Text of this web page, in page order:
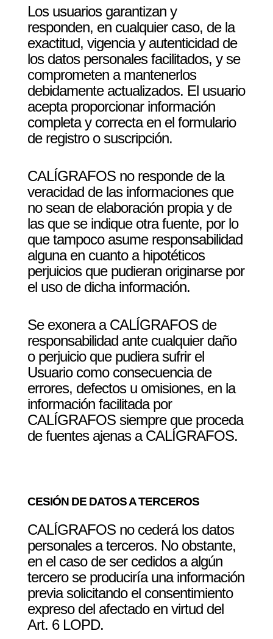
Los usuarios garantizan y
responden, en cualquier caso, de la
exactitud, vigencia y autenticidad de
los datos personales facilitados, y se
comprometen a mantenerlos
debidamente actualizados. El usuario
acepta proporcionar información
completa y correcta en el formulario
de registro o suscripción.
CALÍGRAFOS no responde de la
veracidad de las informaciones que
no sean de elaboración propia y de
las que se indique otra fuente, por lo
que tampoco asume responsabilidad
alguna en cuanto a hipotéticos
perjuicios que pudieran originarse por
el uso de dicha información.
Se exonera a CALÍGRAFOS de
responsabilidad ante cualquier daño
o perjuicio que pudiera sufrir el
Usuario como consecuencia de
errores, defectos u omisiones, en la
información facilitada por
CALÍGRAFOS siempre que proceda
de fuentes ajenas a CALÍGRAFOS.
CESIÓN DE DATOS A TERCEROS
CALÍGRAFOS no cederá los datos
personales a terceros. No obstante,
en el caso de ser cedidos a algún
tercero se produciría una información
previa solicitando el consentimiento
expreso del afectado en virtud del
Art. 6 LOPD.